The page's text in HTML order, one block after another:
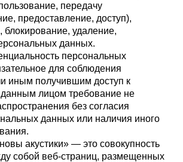
передачу
предоставление, доступ),
блокирование, удаление,
данных.
персональных
для соблюдения
иным получившим доступ к
лицом требование не
без согласия
данных или наличия иного
акустики» — это совокупность
собой веб-страниц, размещенных